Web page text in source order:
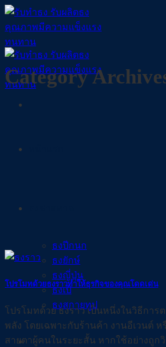
Skip
content
ธงปีกนก
ธงยักษ์
ธงญี่ปุ่น
ธงเป้
ธงสกายทูป
ธงผ้า
Category
โปรโมทด้วยธงราวทำให้ธุรกิจของคุณโดดเด่น
โปรโมทด้วย ธงราว เป็นหนึ่งในวิธีการ
พลัง โดยเฉพาะกับร้านค้า งานอีเวนต์
สายตาผู้คนในระยะสั้น หากใช้อย่างถูก